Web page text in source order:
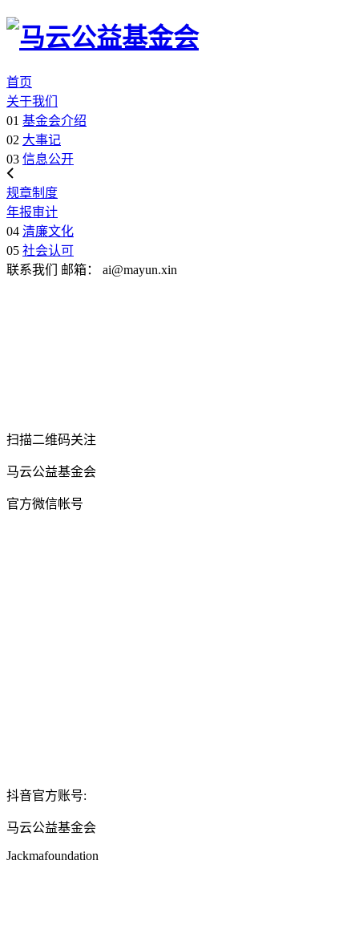
首页
关于我们
01 基金会介绍
02 大事记
03 信息公开
规章制度
年报审计
04 清廉文化
05 社会认可
联系我们
邮箱： ai@mayun.xin
扫描二维码关注
马云公益基金会
官方微信帐号
抖音官方账号:
马云公益基金会
Jackmafoundation